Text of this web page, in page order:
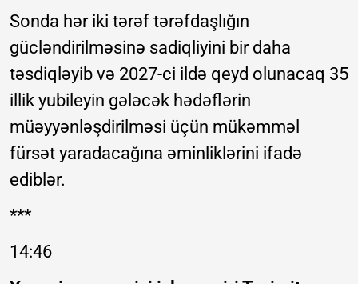
Sonda hər iki tərəf tərəfdaşlığın
gücləndirilməsinə sadiqliyini bir daha
təsdiqləyib və 2027-ci ildə qeyd olunacaq 35
illik yubileyin gələcək hədəflərin
müəyyənləşdirilməsi üçün mükəmməl
fürsət yaradacağına əminliklərini ifadə
ediblər.
***
14:46